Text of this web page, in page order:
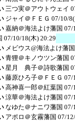
三つ実＠アウトウェイ
ジャイ＠ＦＥＧ 07/10/
嘉納＠海法よけ藩国 07/
07/10/18(木) 20:29
メビウス@海法よけ藩国
青狸＠キノウツン藩国
星月 典子＠詩歌藩国
藤原ひろ子＠ＦＥＧ 07/
高神喜一郎＠紅葉国 07/
涼華＠海法よけ藩国 07/
なゆた＠ナニワ藩国 07/
アポロ＠玄霧藩国 07/